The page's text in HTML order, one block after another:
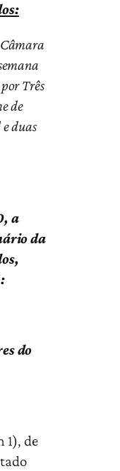
Três
de
duas
a
da
do
1), de